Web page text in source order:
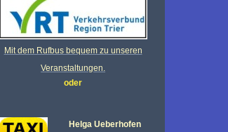
Mit dem Rufbus bequem zu unseren
Veranstaltungen.
oder
Helga Ueberhofen